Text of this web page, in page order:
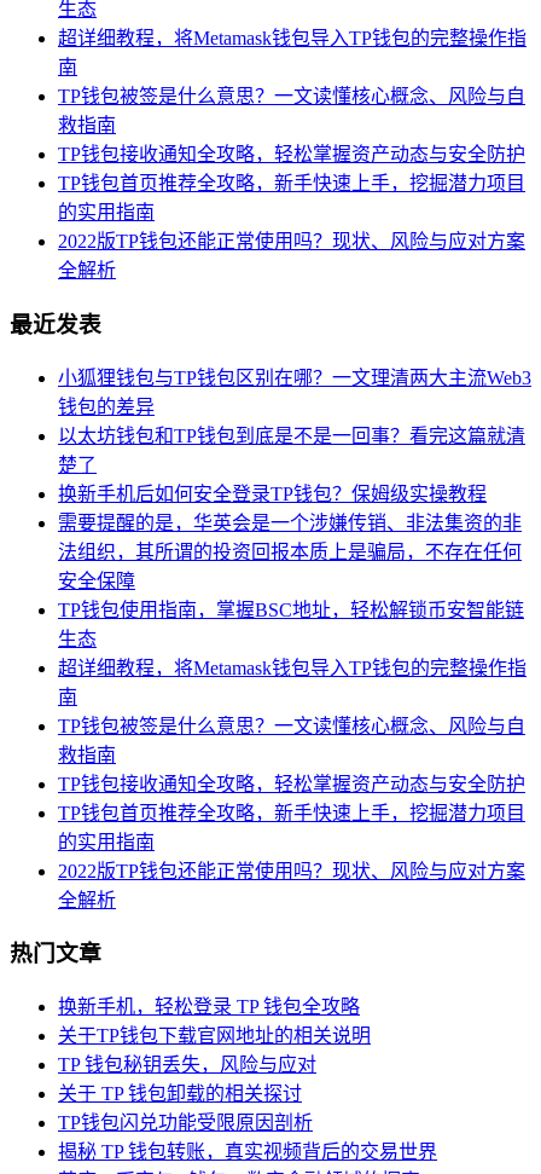
生态
超详细教程，将Metamask钱包导入TP钱包的完整操作指
南
TP钱包被签是什么意思？一文读懂核心概念、风险与自
救指南
TP钱包接收通知全攻略，轻松掌握资产动态与安全防护
TP钱包首页推荐全攻略，新手快速上手，挖掘潜力项目
的实用指南
2022版TP钱包还能正常使用吗？现状、风险与应对方案
全解析
最近发表
小狐狸钱包与TP钱包区别在哪？一文理清两大主流Web3
钱包的差异
以太坊钱包和TP钱包到底是不是一回事？看完这篇就清
楚了
换新手机后如何安全登录TP钱包？保姆级实操教程
需要提醒的是，华英会是一个涉嫌传销、非法集资的非
法组织，其所谓的投资回报本质上是骗局，不存在任何
安全保障
TP钱包使用指南，掌握BSC地址，轻松解锁币安智能链
生态
超详细教程，将Metamask钱包导入TP钱包的完整操作指
南
TP钱包被签是什么意思？一文读懂核心概念、风险与自
救指南
TP钱包接收通知全攻略，轻松掌握资产动态与安全防护
TP钱包首页推荐全攻略，新手快速上手，挖掘潜力项目
的实用指南
2022版TP钱包还能正常使用吗？现状、风险与应对方案
全解析
热门文章
换新手机，轻松登录 TP 钱包全攻略
关于TP钱包下载官网地址的相关说明
TP 钱包秘钥丢失，风险与应对
关于 TP 钱包卸载的相关探讨
TP钱包闪兑功能受限原因剖析
揭秘 TP 钱包转账，真实视频背后的交易世界